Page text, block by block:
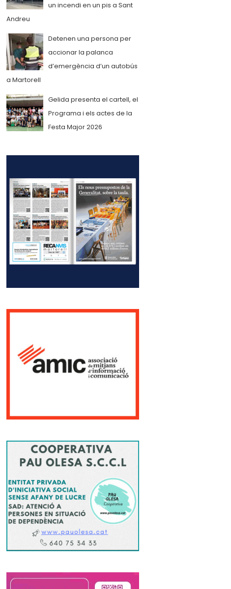
un incendi en un pis a Sant
Andreu
Detenen una persona per
accionar la palanca
d’emergència d’un autobús
a Martorell
Gelida presenta el cartell, el
Programa i els actes de la
Festa Major 2026